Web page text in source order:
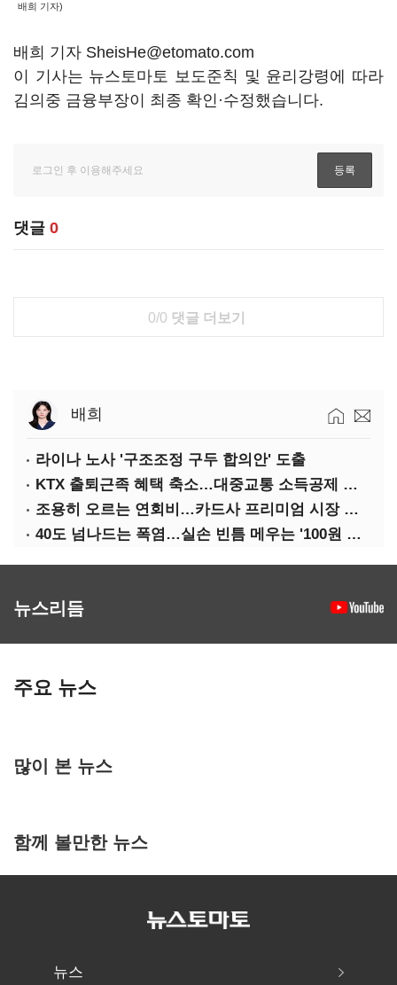
배희 기자)
배희 기자 SheisHe@etomato.com
이 기사는 뉴스토마토 보도준칙 및 윤리강령에 따라
김의중 금융부장이 최종 확인·수정했습니다.
댓글 0
0/0 댓글 더보기
배희
라이나 노사 '구조조정 구두 합의안' 도출
KTX 출퇴근족 혜택 축소…대중교통 소득공제 개편
조용히 오르는 연회비…카드사 프리미엄 시장 정조준
40도 넘나드는 폭염…실손 빈틈 메우는 '100원 미니보험'
뉴스리듬
주요 뉴스
많이 본 뉴스
함께 볼만한 뉴스
뉴스